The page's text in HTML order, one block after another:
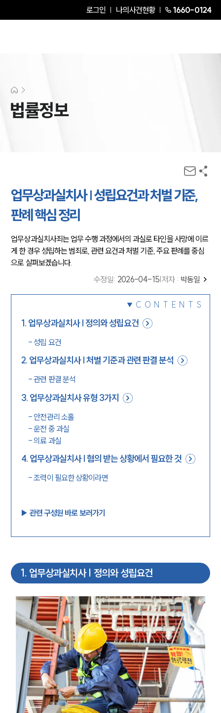
로그인 나의사건현황 1660-0124
법률정보
업무상과실치사 | 성립요건과 처벌 기준,
판례 핵심 정리
업무상과실치사죄는 업무 수행 과정에서의 과실로 타인을 사망에 이르
게 한 경우 성립하는 범죄로, 관련 요건과 처벌 기준, 주요 판례를 중심
으로 살펴보겠습니다.
수정일: 2026-04-15 저자 : 박동일
CONTENTS
1. 업무상과실치사 | 정의와 성립요건
- 성립 요건
2. 업무상과실치사 | 처벌 기준과 관련 판결 분석
-관련 판결 분석
3. 업무상과실치사 유형 3가지
- 안전관리 소홀
-운전 중 과실
-의료 과실
4. 업무상과실치사 | 혐의 받는 상황에서 필요한 것
-조력이 필요한 상황이라면
▶︎ 관련 구성원 바로 보러가기
1. 업무상과실치사 | 정의와 성립요건